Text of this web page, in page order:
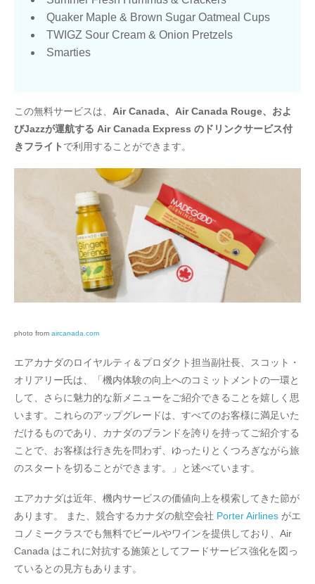
Quaker Maple & Brown Sugar Oatmeal Cups
TWIGZ Sour Cream & Onion Pretzels
Smarties
この無料サービスは、 Air Canada、Air Canada Rouge、およ
びJazzが運航する Air Canada Express のドリンクサービス付
きフライト で利用することができます。
photo from aircanada.com
エアカナダのロイヤルティ＆プロダクト担当副社長、スコット・
オリアリー氏は、「機内体験の向上へのコミットメントの一環と
して、さらに魅力的な新メニューをご紹介できることを嬉しく思
います。これらのアップグレードは、すべてのお客様に満足いた
だけるものであり、カナダのブランドを誇りを持ってご紹介する
ことで、お客様は行き先を問わず、ゆったりとくつろぎながら旅
のスタートを切ることができます。」と述べています。
エアカナダは近年、機内サービスの価値向上を模索してきた節が
あります。 また、競合するカナダの航空会社 Porter Airlines がエ
コノミークラスでも無料でビールやワインを提供しており、Air
Canada はこれに対抗する施策としてフードサービス強化を図っ
ているとの見方もあります。